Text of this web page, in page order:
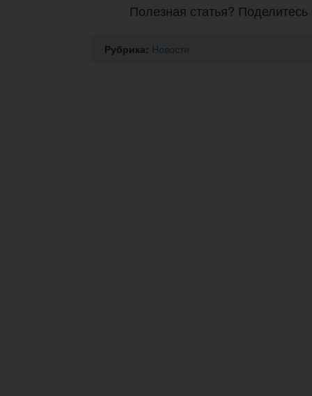
Полезная статья?
Рубрика: Новости